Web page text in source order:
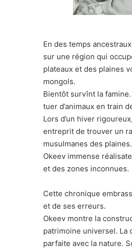
En des temps
sur une région qui
plateaux et des plaines
mongols.
Bientôt survînt la
tuer d’animaux en train
Lors d’un hiver
entreprit de trouver un
musulmanes des
Okeev immense
et des zones inconnues.
Cette chronique
et de ses erreurs.
Okeev montre la
patrimoine universel. La
parfaite avec la nature.